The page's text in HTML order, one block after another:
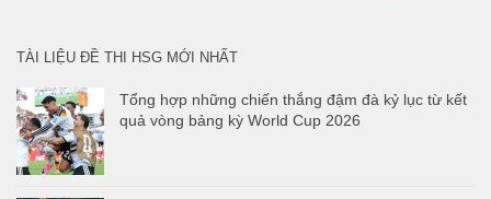
TÀI LIỆU ĐỀ THI HSG MỚI NHẤT
Tổng hợp những chiến thắng đậm đà kỷ lục từ kết
quả vòng bảng kỳ World Cup 2026